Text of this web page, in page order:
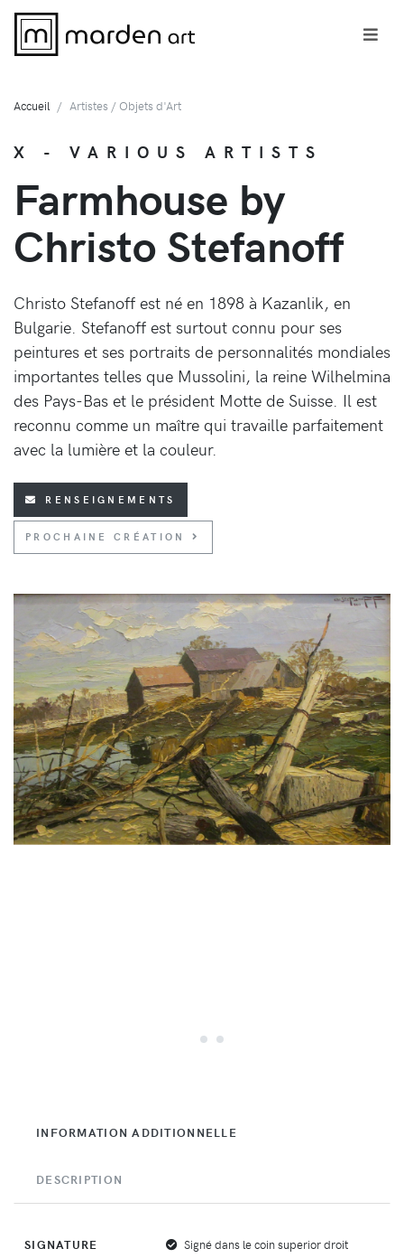
Accueil Artistes / Objets d'Art
X - VARIOUS ARTISTS
Farmhouse by
Christo Stefanoff
Christo Stefanoff est né en 1898 à Kazanlik, en
Bulgarie. Stefanoff est surtout connu pour ses
peintures et ses portraits de personnalités mondiales
importantes telles que Mussolini, la reine Wilhelmina
des Pays-Bas et le président Motte de Suisse. Il est
reconnu comme un maître qui travaille parfaitement
avec la lumière et la couleur.
RENSEIGNEMENTS
PROCHAINE CRÉATION
INFORMATION ADDITIONNELLE
DESCRIPTION
SIGNATURE Signé dans le coin superior droit